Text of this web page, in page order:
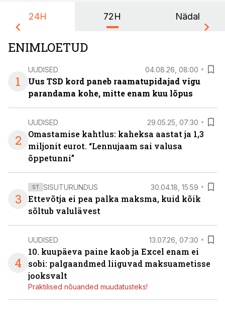
24H 72H Nädal
ENIMLOETUD
1
UUDISED 04.08.26, 08:00
Uus TSD kord paneb raamatupidajad vigu
parandama kohe, mitte enam kuu lõpus
2
UUDISED 29.05.25, 07:30
Omastamise kahtlus: kaheksa aastat ja 1,3
miljonit eurot. “Lennujaam sai valusa
õppetunni”
3
ST SISUTURUNDUS 30.04.18, 15:59
Ettevõtja ei pea palka maksma, kuid kõik
sõltub valulävest
4
UUDISED 13.07.26, 07:30
10. kuupäeva paine kaob ja Excel enam ei
sobi: palgaandmed liiguvad maksuametisse
jooksvalt
Praktilised nõuanded muudatusteks!